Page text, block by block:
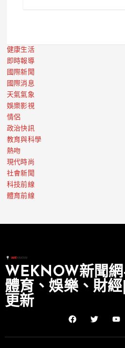
健康生活
即時報導
國際新聞
國際消息
天氣氣象
娛樂影視
情侶
政治快訊
教育與科學
熱吻
現代時尚
社會新聞
科技前線
體育前線
WEKNOW新聞網
體育、娛樂、財
更新